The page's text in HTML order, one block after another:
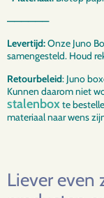
——————
Levertijd:Onze Juno
samengesteld. Houd
Retourbeleid: Juno
Kunnen daarom niet
stalenboxte
materiaal naar wens
Liever even